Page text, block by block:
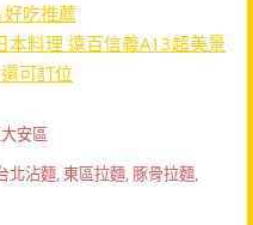
吃推薦
本料理 遠百信義A13超美景
可訂位
安區
北沾麵, 東區拉麵,豚骨拉麵,